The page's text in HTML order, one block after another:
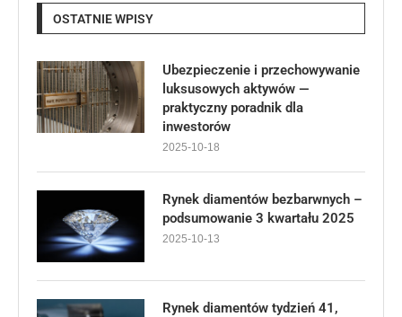
OSTATNIE WPISY
Ubezpieczenie i przechowywanie
luksusowych aktywów —
praktyczny poradnik dla
inwestorów
2025-10-18
Rynek diamentów bezbarwnych –
podsumowanie 3 kwartału 2025
2025-10-13
Rynek diamentów tydzień 41,